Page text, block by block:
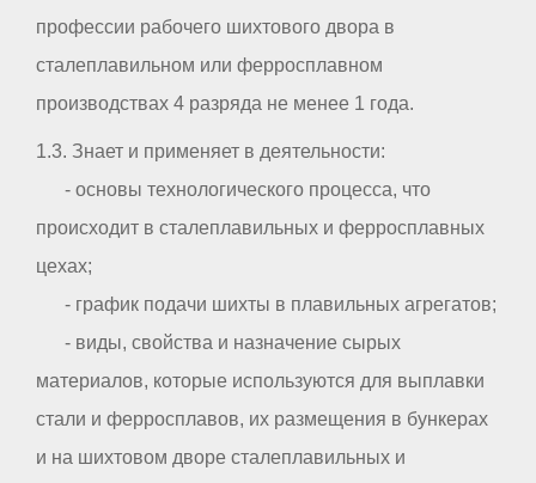
профессии рабочего шихтового двора в
сталеплавильном или ферросплавном
производствах 4 разряда не менее 1 года.
1.3. Знает и применяет в деятельности:
- основы технологического процесса, что
происходит в сталеплавильных и ферросплавных
цехах;
- график подачи шихты в плавильных агрегатов;
- виды, свойства и назначение сырых
материалов, которые используются для выплавки
стали и ферросплавов, их размещения в бункерах
и на шихтовом дворе сталеплавильных и